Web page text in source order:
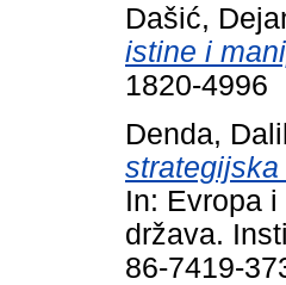
Dašić,
istine i
1820-4996
Denda,
In: Evropa
država.
86-7419-